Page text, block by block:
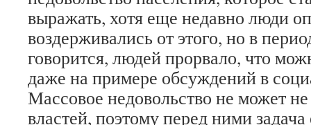
выражать, хотя еще недавно люди
воздерживались от этого, но в
говорится, людей прорвало, что
даже на примере обсуждений в
Массовое недовольство не может не
властей, поэтому перед ними